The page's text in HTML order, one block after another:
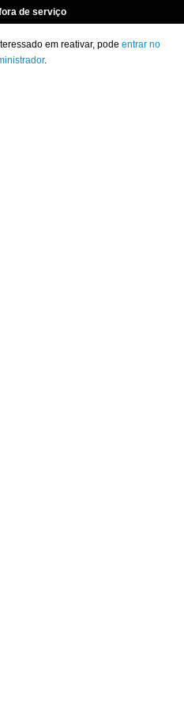
de serviço
em reativar, pode entrar no
.